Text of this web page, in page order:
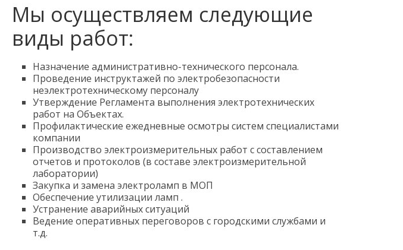
Мы осуществляем следующие
виды работ:
Назначение административно-технического персонала.
Проведение инструктажей по электробезопасности
неэлектротехническому персоналу
Утверждение Регламента выполнения электротехнических
работ на Объектах.
Профилактические ежедневные осмотры систем специалистами
компании
Производство электроизмерительных работ с составлением
отчетов и протоколов (в составе электроизмерительной
лаборатории)
Закупка и замена электроламп в МОП
Обеспечение утилизации ламп .
Устранение аварийных ситуаций
Ведение оперативных переговоров с городскими службами и
т.д.